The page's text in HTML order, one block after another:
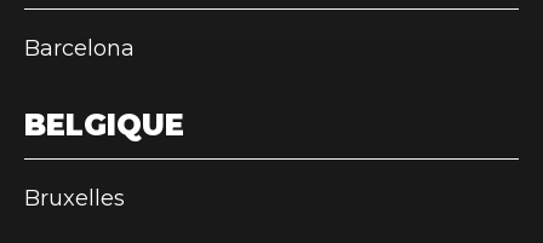
Barcelona
BELGIQUE
Bruxelles